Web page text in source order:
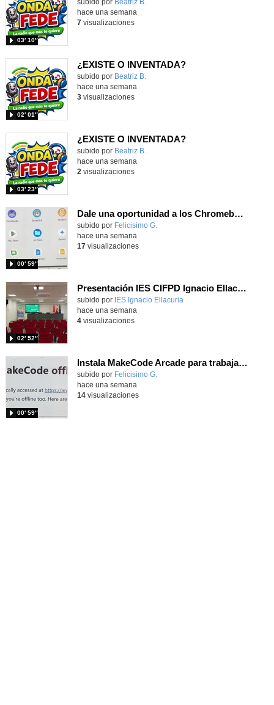
Contenido educativo.
subido por Beatriz B.
03′ 10″
hace una semana
7visualizaciones
¿EXISTE O INVENTADA?
Contenido educativo.
subido por Beatriz B.
02′ 01″
hace una semana
3visualizaciones
¿EXISTE O INVENTADA?
Contenido educativo.
subido por Beatriz B.
03′ 23″
hace una semana
2 visualizaciones
Dale una oportunidad a los Chromebooks y utiliza un proyector para realizar talleres si no tienes pantallas táctiles
Contenido educativo.
subido por Felicisimo G.
00′ 59″
hace una semana
17visualizaciones
Presentación IES CIFPD Ignacio Ellacuría
Contenido educativo.
subido por IES Ignacio Ellacuria
02′ 52″
hace una semana
4visualizaciones
Instala MakeCode Arcade para trabajar offline en tu tablet, ordenador, Chromebook
Contenido educativo.
subido por Felicisimo G.
00′ 59″
hace una semana
14visualizaciones